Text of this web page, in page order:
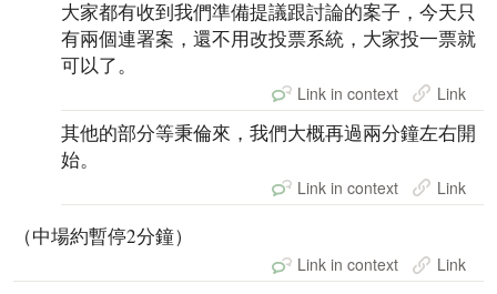
大家都有收到我們準備提議跟討論的案子，今天只
有兩個連署案，還不用改投票系統，大家投一票就
可以了。
Link in context Link
其他的部分等秉倫來，我們大概再過兩分鐘左右開
始。
Link in context Link
（中場約暫停2分鐘）
Link in context Link